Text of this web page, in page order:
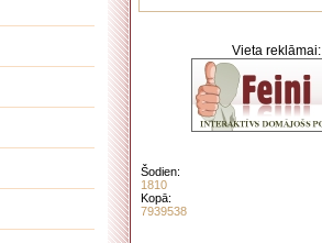
Vieta reklāmai:
Šodien:
1810
Kopā:
7939538